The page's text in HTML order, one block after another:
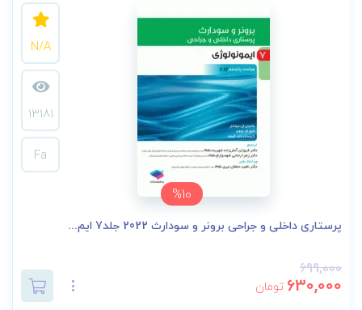
%10
N/A
13181
Fa
پرستاری داخلی و جراحی برونر و سودارث 2022 جلد7 ایم...
699,000
630,000 تومان